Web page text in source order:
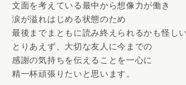
文面を考えている最中から想像力が働き
涙が溢れはじめる状態のため
最後までまともに読み終えられるかも怪し
とりあえず、大切な友人に今までの
感謝の気持ちを伝えることを一心に
精一杯頑張りたいと思います。